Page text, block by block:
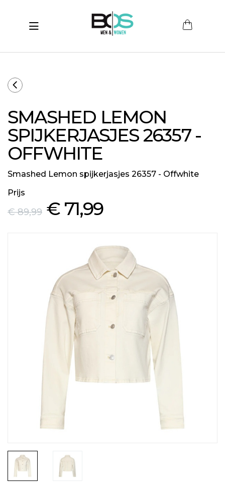
(Men)
(Sale)
Toggle navigation
SMASHED LEMON
SPIJKERJASJES 26357 -
OFFWHITE
Smashed Lemon spijkerjasjes 26357 - Offwhite
Prijs
€ 89,99 € 71,99